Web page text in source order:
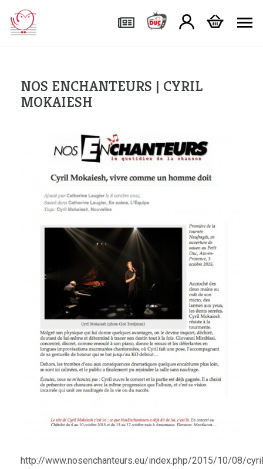
NOS ENCHANTEURS | CYRIL
MOKAIESH
http://www.nosenchanteurs.eu/index.php/2015/10/08/